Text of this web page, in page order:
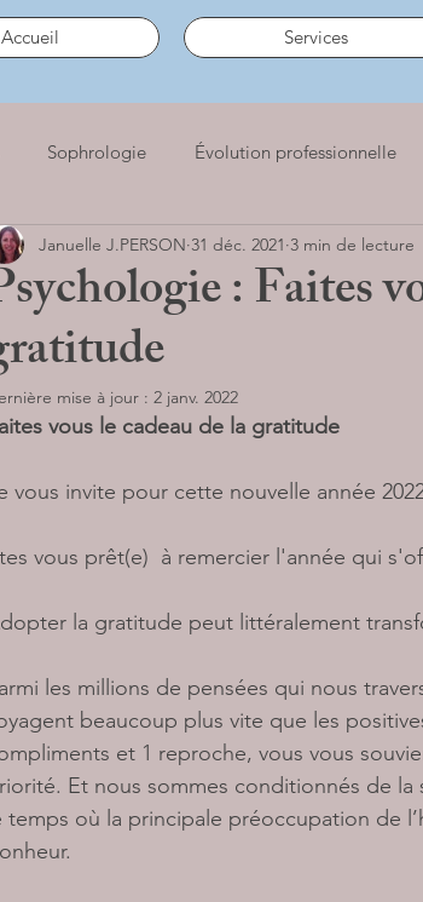
Accueil Services
Sophrologie Évolution professionnelle
Enfants Sport et santé Notre
des peurs Adultes
: Faites
Januelle J.PERSON 31 déc. 2021 3 min de lecture
mise à jour : 2 janv. 2022
vous le cadeau de la gratitude
vous invite pour cette nouvelle année
vous prêt(e)  à remercier l'année qui
la gratitude peut littéralement
les millions de pensées qui nous
beaucoup plus vite que les
et 1 reproche, vous vous
Et nous sommes conditionnés de
temps où la principale préoccupation de